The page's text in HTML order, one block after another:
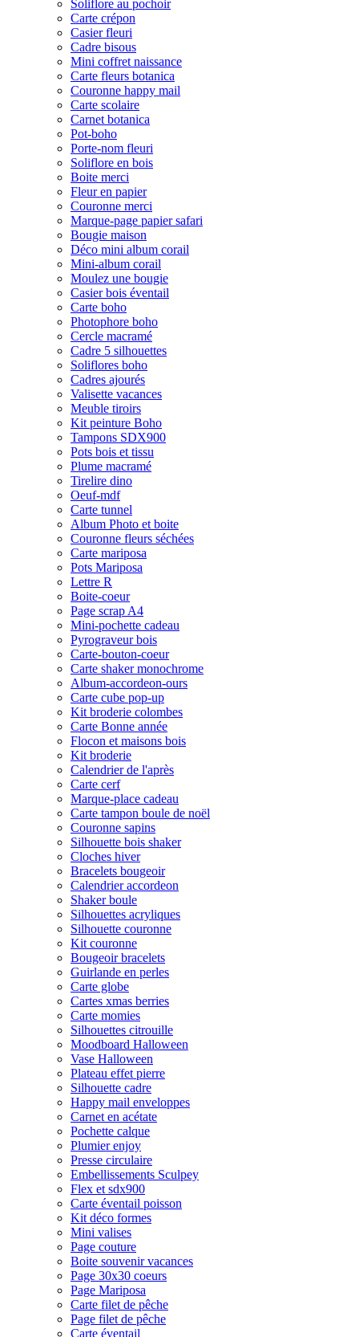
Soliflore au pochoir
Carte crépon
Casier fleuri
Cadre bisous
Mini coffret naissance
Carte fleurs botanica
Couronne happy mail
Carte scolaire
Carnet botanica
Pot-boho
Porte-nom fleuri
Soliflore en bois
Boite merci
Fleur en papier
Couronne merci
Marque-page papier safari
Bougie maison
Déco mini album corail
Mini-album corail
Moulez une bougie
Casier bois éventail
Carte boho
Photophore boho
Cercle macramé
Cadre 5 silhouettes
Soliflores boho
Cadres ajourés
Valisette vacances
Meuble tiroirs
Kit peinture Boho
Tampons SDX900
Pots bois et tissu
Plume macramé
Tirelire dino
Oeuf-mdf
Carte tunnel
Album Photo et boite
Couronne fleurs séchées
Carte mariposa
Pots Mariposa
Lettre R
Boite-coeur
Page scrap A4
Mini-pochette cadeau
Pyrograveur bois
Carte-bouton-coeur
Carte shaker monochrome
Album-accordeon-ours
Carte cube pop-up
Kit broderie colombes
Carte Bonne année
Flocon et maisons bois
Kit broderie
Calendrier de l'après
Carte cerf
Marque-place cadeau
Carte tampon boule de noël
Couronne sapins
Silhouette bois shaker
Cloches hiver
Bracelets bougeoir
Calendrier accordeon
Shaker boule
Silhouettes acryliques
Silhouette couronne
Kit couronne
Bougeoir bracelets
Guirlande en perles
Carte globe
Cartes xmas berries
Carte momies
Silhouettes citrouille
Moodboard Halloween
Vase Halloween
Plateau effet pierre
Silhouette cadre
Happy mail enveloppes
Carnet en acétate
Pochette calque
Plumier enjoy
Presse circulaire
Embellissements Sculpey
Flex et sdx900
Carte éventail poisson
Kit déco formes
Mini valises
Page couture
Boite souvenir vacances
Page 30x30 coeurs
Page Mariposa
Carte filet de pêche
Page filet de pêche
Carte éventail